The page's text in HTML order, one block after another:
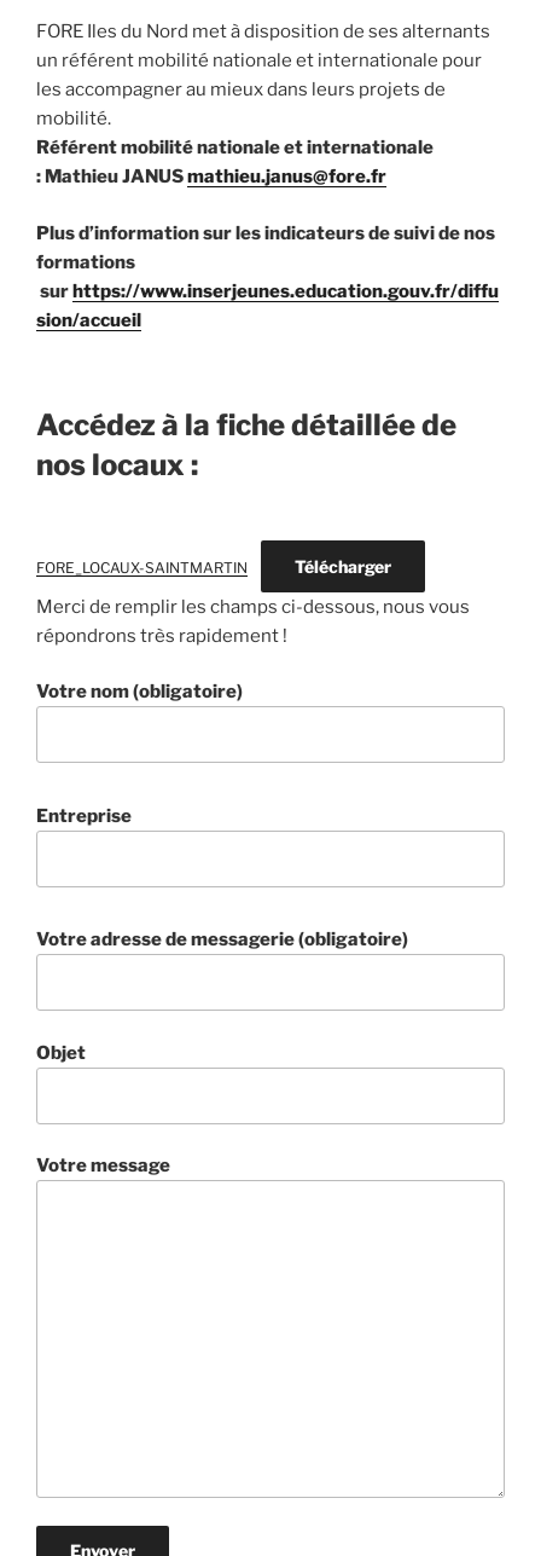
FORE Iles du Nord met à disposition de ses alternants
un référent mobilité nationale et internationale pour
les accompagner au mieux dans leurs projets de
mobilité.
Référent mobilité nationale et internationale
: Mathieu JANUSmathieu.janus@fore.fr
Plus d’information sur les indicateurs de suivi de nos
formations
surhttps://www.inserjeunes.education.gouv.fr/diffu
sion/accueil
Accédez à la fiche détaillée de
nos locaux :
FORE_LOCAUX-SAINTMARTIN Télécharger
Merci de remplir les champs ci-dessous, nous vous
répondrons très rapidement !
Votre nom (obligatoire)
Entreprise
Votre adresse de messagerie (obligatoire)
Objet
Votre message